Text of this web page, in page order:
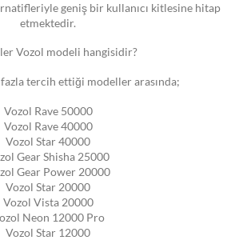
geniş bir kullanıcı kitlesine hitap
etmektedir.
Vozol modeli hangisidir?
fazla tercih ettiği modeller arasında;
Vozol Rave 50000
Vozol Rave 40000
Vozol Star 40000
Gear Shisha 25000
Gear Power 20000
Vozol Star 20000
Vozol Vista 20000
Neon 12000 Pro
Vozol Star 12000